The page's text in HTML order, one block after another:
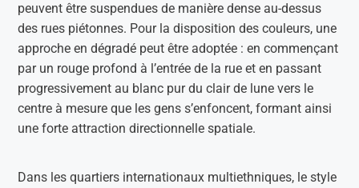
peuvent être suspendues de manière dense au-dessus
des rues piétonnes. Pour la disposition des couleurs, une
approche en dégradé peut être adoptée : en commençant
par un rouge profond à l’entrée de la rue et en passant
progressivement au blanc pur du clair de lune vers le
centre à mesure que les gens s’enfoncent, formant ainsi
une forte attraction directionnelle spatiale.
Dans les quartiers internationaux multiethniques, le style